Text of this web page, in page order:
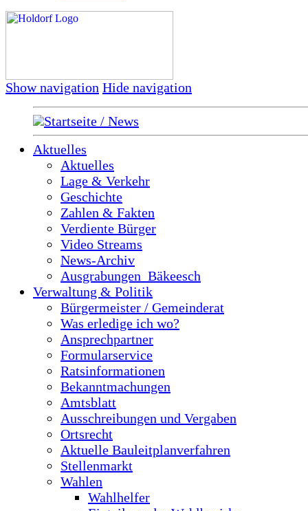
Show navigation Hide navigation
Startseite / News
Aktuelles
Aktuelles
Lage & Verkehr
Geschichte
Zahlen & Fakten
Verdiente Bürger
Video Streams
News-Archiv
Ausgrabungen_Bäkeesch
Verwaltung & Politik
Bürgermeister / Gemeinderat
Was erledige ich wo?
Ansprechpartner
Formularservice
Ratsinformationen
Bekanntmachungen
Amtsblatt
Ausschreibungen und Vergaben
Ortsrecht
Aktuelle Bauleitplanverfahren
Stellenmarkt
Wahlen
Wahlhelfer